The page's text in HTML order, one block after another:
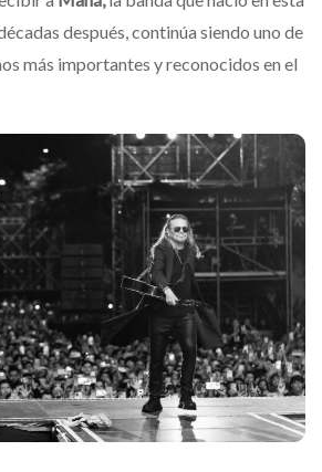
después, continúa siendo uno de
más importantes y reconocidos en el